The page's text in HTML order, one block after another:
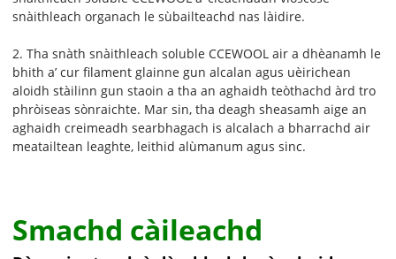
snàithleach organach le sùbailteachd nas làidire.
2. Tha snàth snàithleach soluble CCEWOOL air a dhèanamh le
bhith a’ cur filament glainne gun alcalan agus uèirichean
aloidh stàilinn gun staoin a tha an aghaidh teòthachd àrd tro
phròiseas sònraichte. Mar sin, tha deagh sheasamh aige an
aghaidh creimeadh searbhagach is alcalach a bharrachd air
meatailtean leaghte, leithid alùmanum agus sinc.
Smachd càileachd